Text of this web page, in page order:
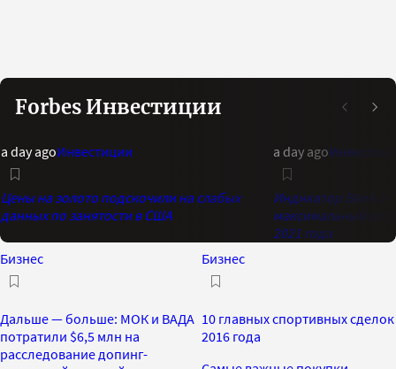
Forbes Инвестиции
a day agoИнвестиции
Цены на золото подскочили на слабых
данных по занятости в США
a day ago
Индикатор Bank of
максимальный
2021 года
Бизнес
Дальше — больше: МОК и ВАДА
потратили $6,5 млн на
расследование допинг-
Бизнес
10 главных спортивных сделок
2016 года